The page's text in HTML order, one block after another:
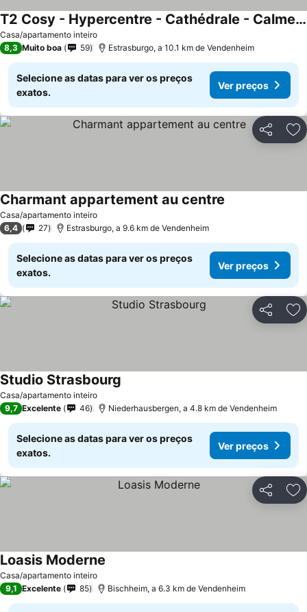
Casa/apartamento inteiro
T2 Cosy - Hypercentre - Cathédrale - Calme - Carré d'OR
8,3 Muito boa 59 Estrasburgo, a 10.1 km de Vendenheim
Selecione as datas para ver os preços
exatos.
Ver preços
Partilhar
Casa/apartamento inteiro
Charmant appartement au centre
6,4 27 Estrasburgo, a 9.6 km de Vendenheim
Selecione as datas para ver os preços
exatos.
Ver preços
Partilhar
Casa/apartamento inteiro
Studio Strasbourg
9,7 Excelente 46 Niederhausbergen, a 4.8 km de Vendenheim
Selecione as datas para ver os preços
exatos.
Ver preços
Partilhar
Casa/apartamento inteiro
Loasis Moderne
9,1 Excelente 85 Bischheim, a 6.3 km de Vendenheim